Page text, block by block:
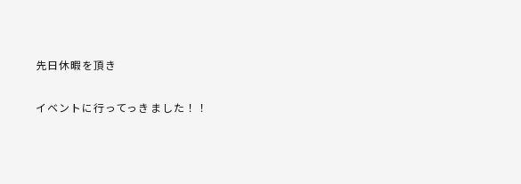
先日休暇を頂き
イベントに行ってっきました！！